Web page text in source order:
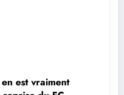
est vraiment